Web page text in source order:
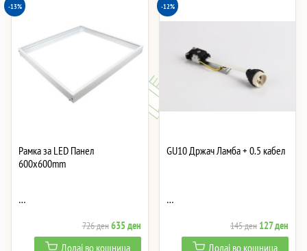
-13%
Рамка за LED Панел
600x600mm
…
726денOriginal
price
635денCurrent
price
Додај во кошница
-12%
GU10 Држач Ламба + 0.5 кабел
…
145ден Original
price
127ден
price
Додај во кошница